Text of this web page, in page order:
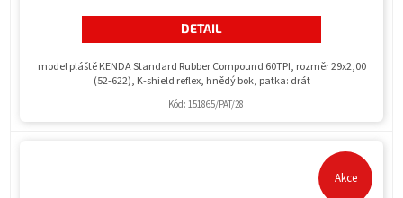
DETAIL
model pláště KENDA Standard Rubber Compound 60TPI, rozměr 29x2,00
(52-622), K-shield reflex, hnědý bok, patka: drát
Kód: 151865/PAT/28
Akce